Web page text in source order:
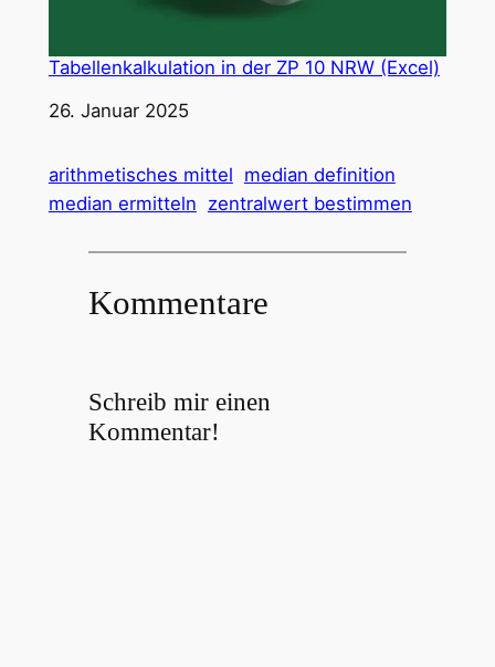
Tabellenkalkulation in der ZP 10 NRW (Excel)
Datum
26. Januar 2025
arithmetisches mittel median definition
median ermitteln zentralwert bestimmen
Kommentare
Schreib mir einen
Kommentar!